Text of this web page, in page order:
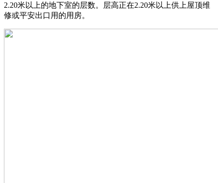
2.20米以上的地下室的层数。层高正在2.20米以上供上屋顶维
修或平安出口用的用房。